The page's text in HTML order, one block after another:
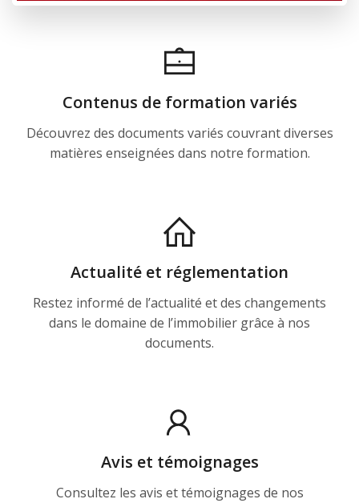
Contenus de formation variés
Découvrez des documents variés couvrant diverses
matières enseignées dans notre formation.
Actualité et réglementation
Restez informé de l’actualité et des changements
dans le domaine de l’immobilier grâce à nos
documents.
Avis et témoignages
Consultez les avis et témoignages de nos